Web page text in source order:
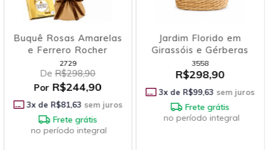
Buquê Rosas Amarelas
e Ferrero Rocher
2729
De R$298,90
Por R$244,90
3x de R$81,63 sem juros
Frete grátis
no período integral
Jardim Florido em
Girassóis e Gérberas
3558
R$298,90
3x de R$99,63 sem juros
Frete grátis
no período integral